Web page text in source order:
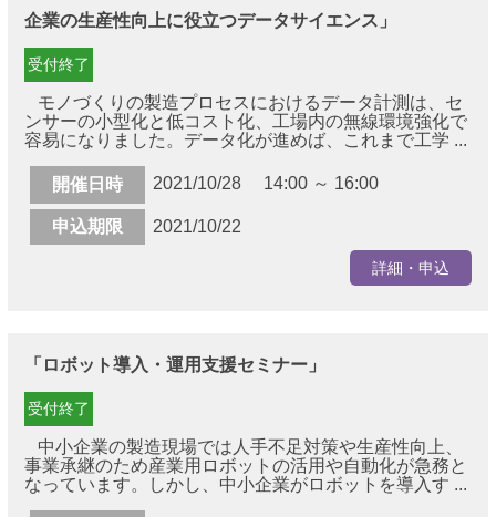
企業の生産性向上に役立つデータサイエンス」
受付終了
モノづくりの製造プロセスにおけるデータ計測は、セ
ンサーの小型化と低コスト化、工場内の無線環境強化で
容易になりました。データ化が進めば、これまで工学 ...
開催日時 2021/10/28 14:00 ～ 16:00
申込期限 2021/10/22
詳細・申込
「ロボット導入・運用支援セミナー」
受付終了
中小企業の製造現場では人手不足対策や生産性向上、
事業承継のため産業用ロボットの活用や自動化が急務と
なっています。しかし、中小企業がロボットを導入す ...